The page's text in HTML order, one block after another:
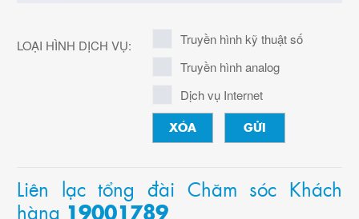
LOẠI HÌNH DỊCH VỤ:
Truyền hình kỹ thuật số
Truyền hình analog
Dịch vụ Internet
XÓA GỬI
Liên lạc tổng đài Chăm sóc Khách
hàng 19001789